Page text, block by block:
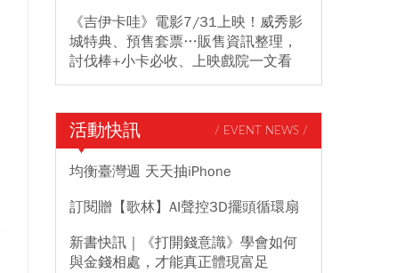
《吉伊卡哇》電影7/31上映！威秀影
城特典、預售套票…販售資訊整理，
討伐棒+小卡必收、上映戲院一文看
活動快訊 / EVENT NEWS /
均衡臺灣週 天天抽iPhone
訂閱贈【歌林】AI聲控3D擺頭循環扇
新書快訊｜《打開錢意識》學會如何
與金錢相處，才能真正體現富足